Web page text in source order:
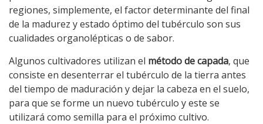
regiones, simplemente, el factor determinante del final
de la madurez y estado óptimo del tubérculo son sus
cualidades organolépticas o de sabor.
Algunos cultivadores utilizan el método de capada, que
consiste en desenterrar el tubérculo de la tierra antes
del tiempo de maduración y dejar la cabeza en el suelo,
para que se forme un nuevo tubérculo y este se
utilizará como semilla para el próximo cultivo.